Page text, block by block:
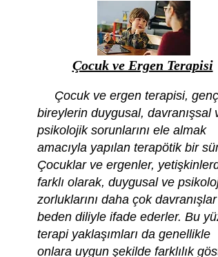
Çocuk ve Ergen Terapisi
Çocuk ve ergen terapisi, genç
bireylerin duygusal, davranışsal
psikolojik sorunlarını ele almak
amacıyla yapılan terapötik bir
Çocuklar ve ergenler,
farklı olarak, duygusal ve
zorluklarını daha çok
beden diliyle ifade ederler. Bu
terapi yaklaşımları da genellikle
onlara uygun şekilde farklılık